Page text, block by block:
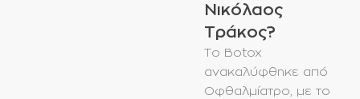
Νικόλαος
Τράκος?
Το Botox
ανακαλύφθηκε από
Oφθαλμίατρο, με το